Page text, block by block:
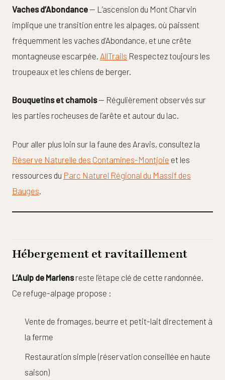
Vaches d’Abondance— L’ascension du Mont Charvin
implique une transition entre les alpages, où paissent
fréquemment les vaches d’Abondance, et une crête
montagneuse escarpée. AllTrails Respectez toujours les
troupeaux et les chiens de berger.
Bouquetins et chamois— Régulièrement observés sur
les parties rocheuses de l’arête et autour du lac.
Pour aller plus loin sur la faune des Aravis, consultez la
Réserve Naturelle des Contamines-Montjoie et les
ressources du Parc Naturel Régional du Massif des
Bauges
Hébergement et ravitaillement
L’Aulp de Marlensreste l’étape clé de cette randonnée.
Ce refuge-alpage propose :
Vente de fromages, beurre et petit-lait directement à
la ferme
Restauration simple (réservation conseillée en haute
saison)